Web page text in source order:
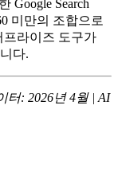
Google Search
미만의 조합으로
프라이즈 도구가
다.
: 2026년 4월 | AI